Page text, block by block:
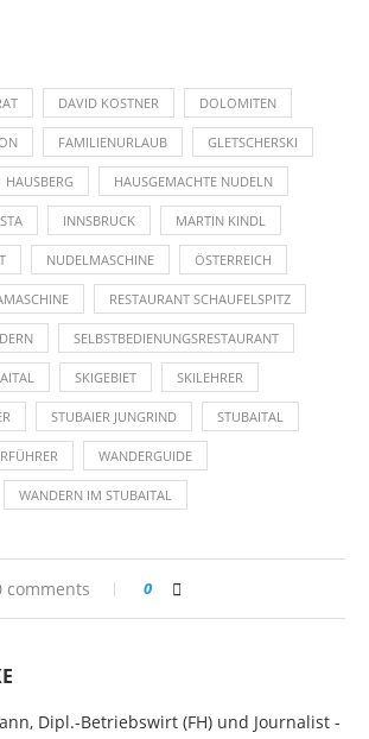
DAVID KOSTNER DOLOMITEN
FAMILIENURLAUB GLETSCHERSKI
HAUSBERG HAUSGEMACHTE NUDELN
INNSBRUCK MARTIN KINDL
NUDELMASCHINE ÖSTERREICH
RESTAURANT SCHAUFELSPITZ
SELBSTBEDIENUNGSRESTAURANT
SKIGEBIET SKILEHRER
STUBAIER JUNGRIND STUBAITAL
WANDERGUIDE
WANDERN IM STUBAITAL
comments 0
Dipl.-Betriebswirt (FH) und Journalist -